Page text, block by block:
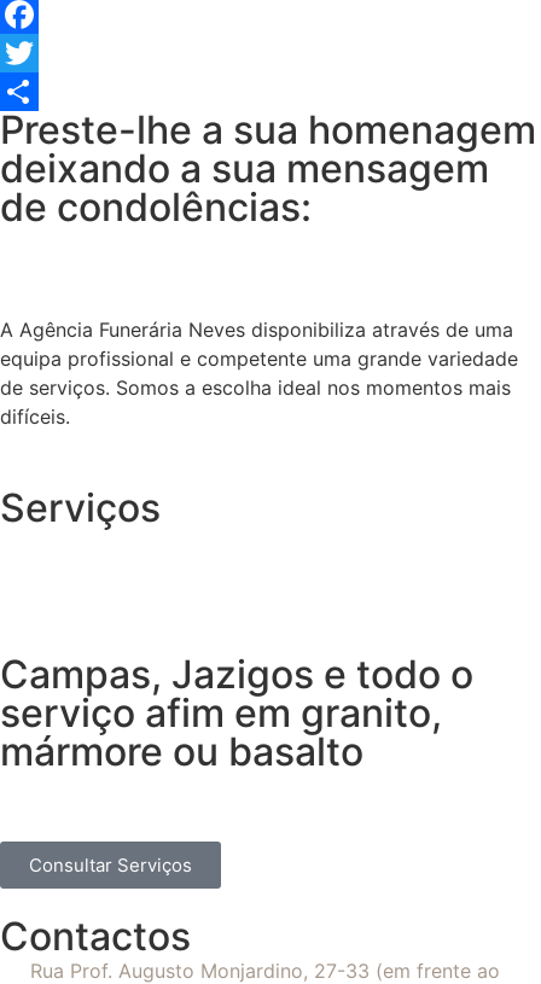
Facebook
Twitter
Share
Preste-lhe a sua homenagem
deixando a sua mensagem
de condolências:
A Agência Funerária Neves disponibiliza através de uma
equipa profissional e competente uma grande variedade
de serviços. Somos a escolha ideal nos momentos mais
difíceis.
Serviços
Campas, Jazigos e todo o
serviço afim em granito,
mármore ou basalto
Consultar Serviços
Contactos
Rua Prof. Augusto Monjardino, 27-33 (em frente ao